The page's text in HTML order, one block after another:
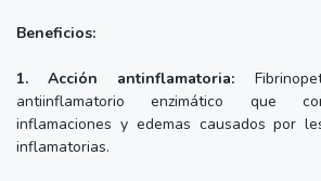
Beneficios:
1. Acción antinflamatoria:
antiinflamatorio enzimático que
inflamaciones y edemas causados por
inflamatorias.